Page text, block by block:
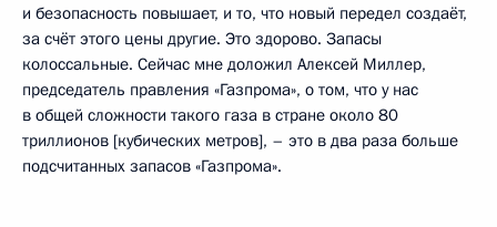
и безопасность повышает, и то, что новый передел создаёт,
за счёт этого цены другие. Это здорово. Запасы
колоссальные. Сейчас мне доложил Алексей Миллер,
председатель правления «Газпрома», о том, что у нас
в общей сложности такого газа в стране около 80
триллионов [кубических метров], – это в два раза больше
подсчитанных запасов «Газпрома».